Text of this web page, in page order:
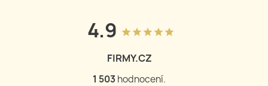
4.9 grade grade grade grade grade
FIRMY.CZ
1 504 hodnocení.